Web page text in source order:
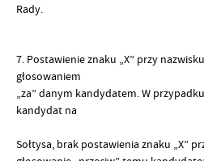
Rady.
7. Postawienie znaku „X” przy
głosowaniem
„za” danym kandydatem. W
kandydat na
Sołtysa, brak postawienia znaku „X”